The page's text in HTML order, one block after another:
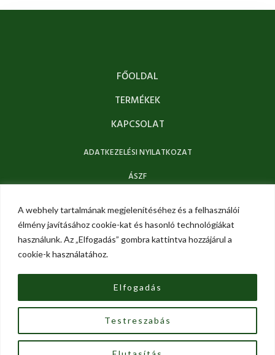
A webhely tartalmának megjelenítéséhez és a felhasználói
élmény javításához cookie-kat és hasonló technológiákat
használunk. Az „Elfogadás” gombra kattintva hozzájárul a
cookie-k használatához.
Testreszabás
Elfogadás
FŐOLDAL
TERMÉKEK
KAPCSOLAT
ADATKEZELÉSI NYILATKOZAT
ÁSZF
KAPCSOLAT
INFO@GREENHEALTHMAGYARORSZAG.HU
F
a
c
e
b
o
o
I
n
s
t
a
g
r
Copyright © 2026 Green Health Magyarország |